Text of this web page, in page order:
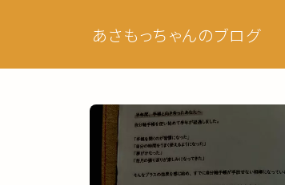
あさもっちゃんのブログ